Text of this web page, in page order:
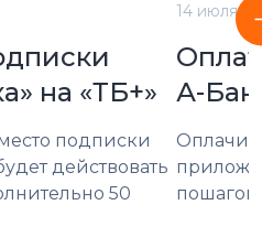
на «ТБ+»
подписки
действовать
50
14 июля
А-